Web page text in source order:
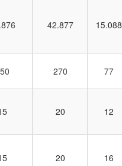
42.877 15.088
270 77
20 12
20 16